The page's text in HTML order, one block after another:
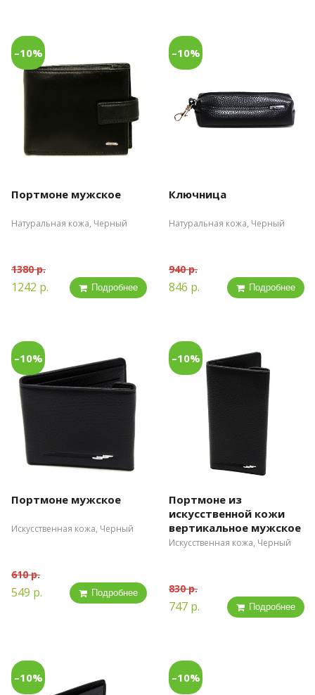
–10%
Портмоне мужское
Натуральная кожа, Черный
1380 р.
1242 р. Подробнее
–10%
Ключница
Натуральная кожа, Черный
940 р.
846 р. Подробнее
–10%
Портмоне мужское
Искусственная кожа, Черный
610 р.
549 р. Подробнее
–10%
Портмоне из
искусственной кожи
вертикальное мужское
Искусственная кожа, Черный
830 р.
747 р. Подробнее
–10% –10%